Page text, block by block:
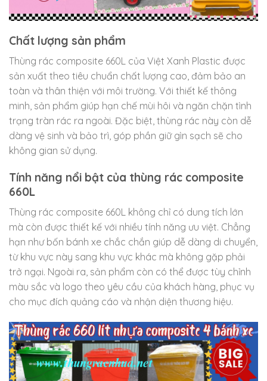
Chất lượng sản phẩm
Thùng rác composite 660L của Việt Xanh Plastic được
sản xuất theo tiêu chuẩn chất lượng cao, đảm bảo an
toàn và thân thiện với môi trường. Với thiết kế thông
minh, sản phẩm giúp hạn chế mùi hôi và ngăn chặn tình
trạng tràn rác ra ngoài. Đặc biệt, thùng rác này còn dễ
dàng vệ sinh và bảo trì, góp phần giữ gìn sạch sẽ cho
không gian sử dụng.
Tính năng nổi bật của thùng rác composite
660L
Thùng rác composite 660L không chỉ có dung tích lớn
mà còn được thiết kế với nhiều tính năng ưu việt. Chẳng
hạn như bốn bánh xe chắc chắn giúp dễ dàng di chuyển,
từ khu vực này sang khu vực khác mà không gặp phải
trở ngại. Ngoài ra, sản phẩm còn có thể được tùy chỉnh
màu sắc và logo theo yêu cầu của khách hàng, phục vụ
cho mục đích quảng cáo và nhận diện thương hiệu.